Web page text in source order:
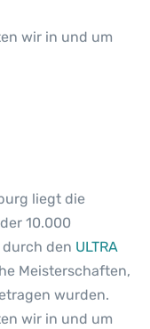
wir in und um
liegt die
10.000
durch den ULTRA
Meisterschaften,
wurden.
wir in und um